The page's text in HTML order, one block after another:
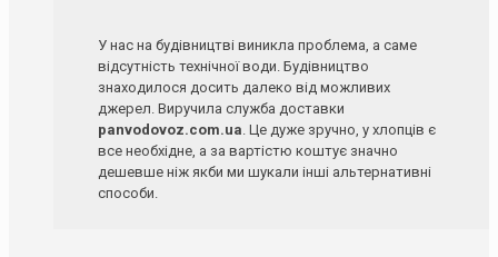
У нас на будівництві виникла проблема, а саме
відсутність технічної води. Будівництво
знаходилося досить далеко від можливих
джерел. Виручила служба доставки
panvodovoz.com.ua. Це дуже зручно, у хлопців є
все необхідне, а за вартістю коштує значно
дешевше ніж якби ми шукали інші альтернативні
способи.